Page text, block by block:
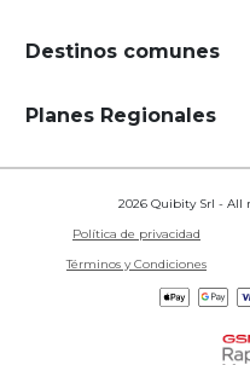
Destinos comunes
Planes Regionales
2026 Quibity Srl - All
Política de privacidad
Términos y Condiciones